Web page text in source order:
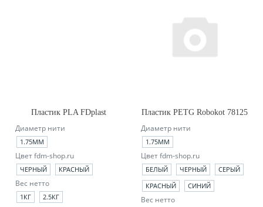
Пластик PLA FDplast
Диаметр нити
1.75ММ
Цвет fdm-shop.ru
ЧЕРНЫЙ КРАСНЫЙ
Вес нетто
1КГ 2.5КГ
Пластик PETG Robokot 78125
Диаметр нити
1.75ММ
Цвет fdm-shop.ru
БЕЛЫЙ ЧЕРНЫЙ
СЕРЫЙ
КРАСНЫЙ
СИНИЙ
Вес нетто